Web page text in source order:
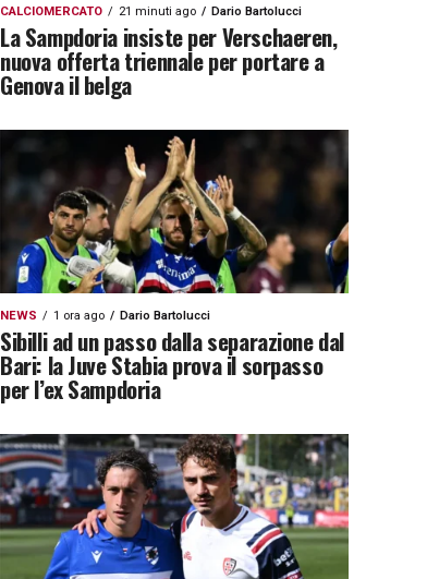
CALCIOMERCATO 21 minuti ago Dario Bartolucci
La Sampdoria insiste per Verschaeren,
nuova offerta triennale per portare a
Genova il belga
NEWS 1 ora ago Dario Bartolucci
Sibilli ad un passo dalla separazione dal
Bari: la Juve Stabia prova il sorpasso
per l’ex Sampdoria